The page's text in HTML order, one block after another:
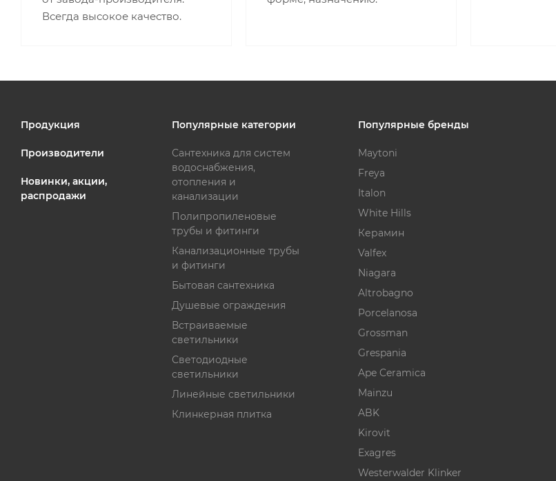
Всегда высокое качество.
Продукция
Производители
Новинки, акции,
распродажи
Популярные категории
Сантехника для систем
водоснабжения,
отопления и
канализации
Полипропиленовые
трубы и фитинги
Канализационные трубы
и фитинги
Бытовая сантехника
Душевые ограждения
Встраиваемые
светильники
Светодиодные
светильники
Линейные светильники
Клинкерная плитка
Популярные бренды
Maytoni
Freya
Italon
White Hills
Керамин
Valfex
Niagara
Altrobagno
Porcelanosa
Grossman
Grespania
Ape Ceramica
Mainzu
ABK
Kirovit
Exagres
Westerwalder Klinker